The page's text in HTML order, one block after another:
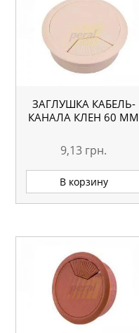
ЗАГЛУШКА КАБЕЛЬ-
КАНАЛА КЛЕН 60 ММ
9,13 грн.
В корзину